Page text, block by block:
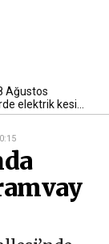
Ağustos
elektrik kesi...